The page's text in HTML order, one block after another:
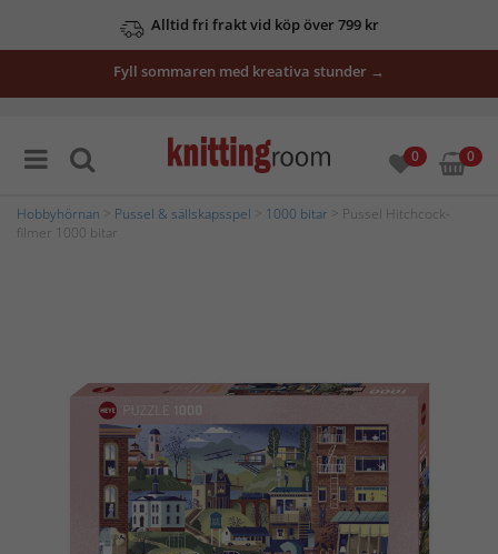
Alltid fri frakt vid köp över 799 kr
Fyll sommaren med kreativa stunder →
0 0
Hobbyhörnan Pussel & sällskapsspel 1000 bitar > Pussel Hitchcock-
filmer 1000 bitar